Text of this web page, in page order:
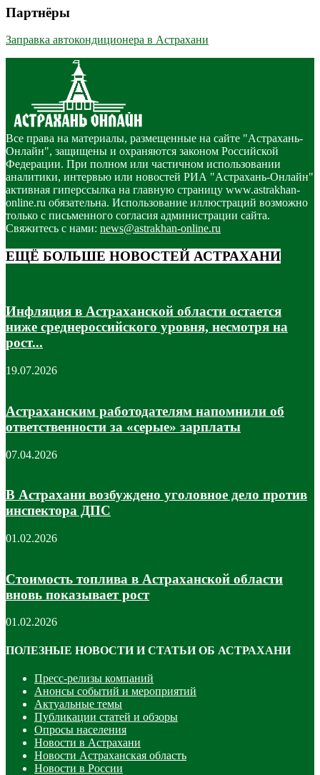
Партнёры
Заправка автокондиционера в Астрахани
Все права на материалы, размещенные на сайте "Астрахань-
Онлайн", защищены и охраняются законом Российской
Федерации. При полном или частичном использовании
аналитики, интервью или новостей РИА "Астрахань-Онлайн"
активная гиперссылка на главную страницу www.astrakhan-
online.ru обязательна. Использование иллюстраций возможно
только с письменного согласия администрации сайта.
Свяжитесь с нами: news@astrakhan-online.ru
ЕЩЁ БОЛЬШЕ НОВОСТЕЙ АСТРАХАНИ
Инфляция в Астраханской области остается
ниже среднероссийского уровня, несмотря на
рост...
19.07.2026
Астраханским работодателям напомнили об
ответственности за «серые» зарплаты
07.04.2026
В Астрахани возбуждено уголовное дело против
инспектора ДПС
01.02.2026
Стоимость топлива в Астраханской области
вновь показывает рост
01.02.2026
ПОЛЕЗНЫЕ НОВОСТИ И СТАТЬИ ОБ АСТРАХАНИ
Пресс-релизы компаний
Анонсы событий и мероприятий
Актуальные темы
Публикации статей и обзоры
Опросы населения
Новости в Астрахани
Новости Астраханская область
Новости в России